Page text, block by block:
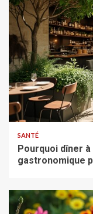
SANTÉ
Pourquoi dîner
gastronomique